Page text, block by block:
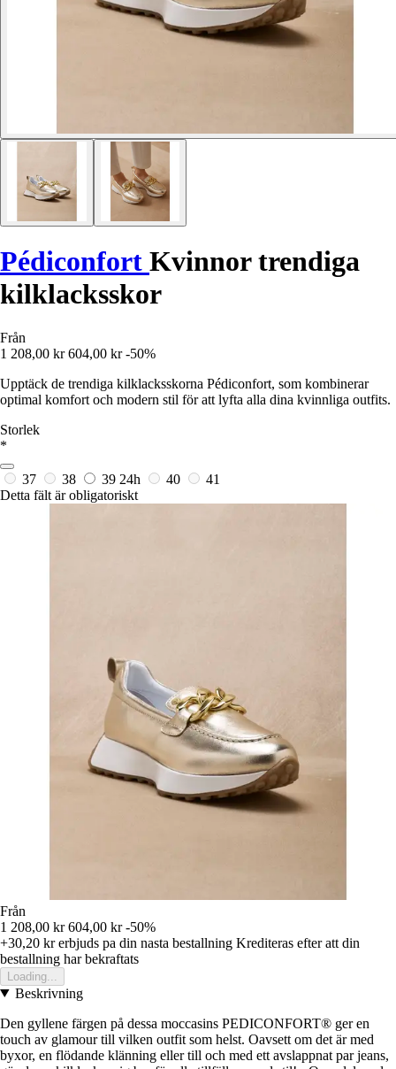
Pédiconfort Kvinnor trendiga
kilklacksskor
Från
1 208,00 kr 604,00 kr -50%
Upptäck de trendiga kilklacksskorna Pédiconfort, som kombinerar
optimal komfort och modern stil för att lyfta alla dina kvinnliga outfits.
Storlek
*
37 38 39 24h 40
41
Detta fält är obligatoriskt
Från
1 208,00 kr 604,00 kr -50%
+30,20 krerbjuds pa din nasta bestallning Krediteras efter att din
bestallning har bekraftats
Loading...
Beskrivning
Den gyllene färgen på dessa moccasins PEDICONFORT® ger en
touch av glamour till vilken outfit som helst. Oavsett om det är med
byxor, en flödande klänning eller till och med ett avslappnat par jeans,